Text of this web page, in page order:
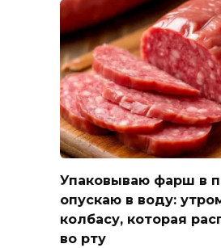
Упаковываю фарш в
опускаю в воду:
колбасу, которая
во рту